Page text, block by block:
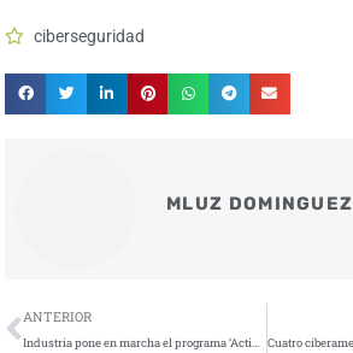
ciberseguridad
MLUZ DOMINGUEZ
Ant
ANTERIOR
Industria pone en marcha el programa ‘Activa Ciberseguridad’ del que se podrán beneficiar 4.500 pymes